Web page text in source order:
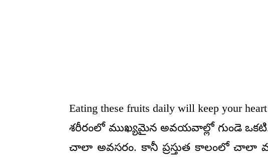
Eating these fruits daily will keep your
శ‌రీరంలో ముఖ్య‌మైన అవ‌య‌వాల్లో గుండె ఒక‌టి.
చాలా అవ‌స‌రం. కానీ ప్ర‌స్తుత కాలంలో చాలా